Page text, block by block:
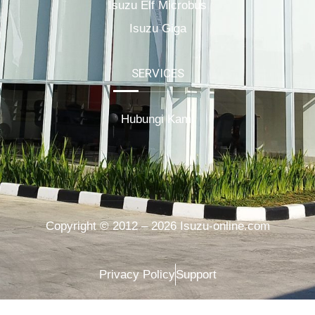
Isuzu Elf Microbus
Isuzu Giga
SERVICES
Hubungi Kami
Copyright © 2012 – 2026 Isuzu-online.com
Privacy PolicySupport